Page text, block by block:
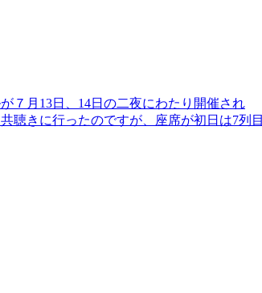
７月13日、14日の二夜にわたり開催され
きに行ったのですが、座席が初日は7列目